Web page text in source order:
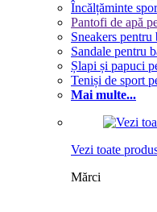
Încălțăminte
Pantofi de apă
Sneakers pentru
Sandale pentru
Șlapi și papuci
Teniși de sport
Mai multe...
Vezi toate
Mărci